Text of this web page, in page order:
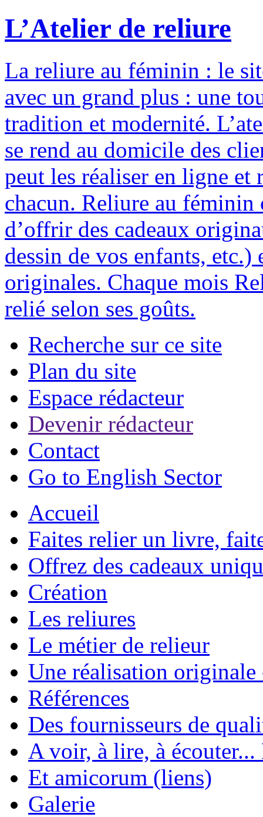
L’Atelier de reliure
La reliure au féminin : le
avec un grand plus : une
tradition et modernité.
se rend au domicile des
peut les réaliser en ligne et
chacun. Reliure au féminin
d’offrir des cadeaux
dessin de vos enfants,
originales. Chaque mois
relié selon ses goûts.
Recherche sur ce site
Plan du site
Espace rédacteur
Devenir rédacteur
Contact
Go to English Sector
Accueil
Faites relier un livre,
Offrez des cadeaux
Création
Les reliures
Le métier de relieur
Une réalisation
Références
Des fournisseurs de
A voir, à lire, à écouter...
Et amicorum (liens)
Galerie